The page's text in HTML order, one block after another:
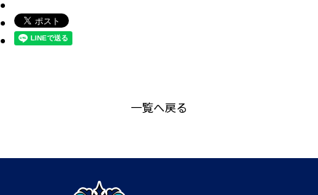
一覧へ戻る